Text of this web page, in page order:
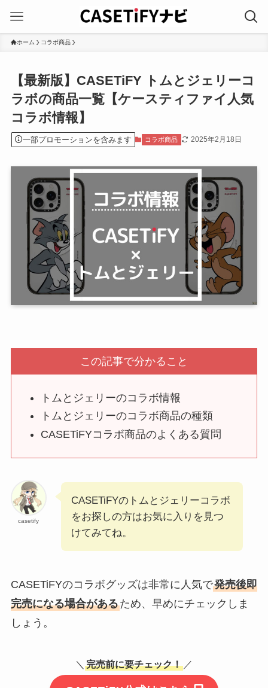
ホーム コラボ商品
【最新版】CASETiFY トムとジェリーコ
ラボの商品一覧【ケースティファイ人気
コラボ情報】
一部プロモーションを含みます コラボ商品 2025年2月18日
この記事で分かること
トムとジェリーのコラボ情報
トムとジェリーのコラボ商品の種類
CASETiFYコラボ商品のよくある質問
casetify
CASETiFYのトムとジェリーコラボ
をお探しの方はお気に入りを見つ
けてみてね。
CASETiFYのコラボグッズは非常に人気で発売後即
完売になる場合があるため、早めにチェックしま
しょう。
＼ 完売前に要チェック！ ／